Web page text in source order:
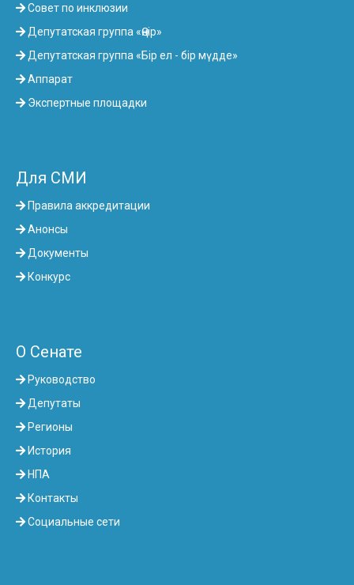
Совет по инклюзии
Депутатская группа «Өңір»
Депутатская группа «Бір ел - бір мүдде»
Аппарат
Экспертные площадки
Для СМИ
Правила аккредитации
Анонсы
Документы
Конкурс
О Сенате
Руководство
Депутаты
Регионы
История
НПА
Контакты
Социальные сети